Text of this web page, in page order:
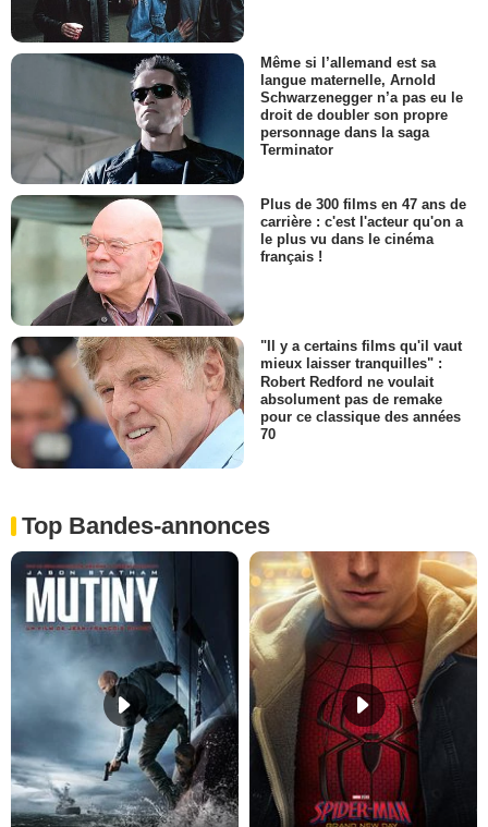
Même si l’allemand est sa
langue maternelle, Arnold
Schwarzenegger n’a pas eu le
droit de doubler son propre
personnage dans la saga
Terminator
Plus de 300 films en 47 ans de
carrière : c'est l'acteur qu'on a
le plus vu dans le cinéma
français !
"Il y a certains films qu'il vaut
mieux laisser tranquilles" :
Robert Redford ne voulait
absolument pas de remake
pour ce classique des années
70
Top Bandes-annonces